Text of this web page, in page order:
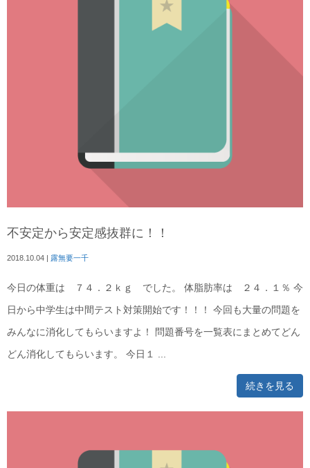
不安定から安定感抜群に！！
2018.10.04 露無要一千
今日の体重は ７４．２ｋｇ でした。 体脂肪率は ２４．１％ 今
日から中学生は中間テスト対策開始です！！！ 今回も大量の問題を
みんなに消化してもらいますよ！ 問題番号を一覧表にまとめてどん
どん消化してもらいます。 今日１ ...
続きを見る